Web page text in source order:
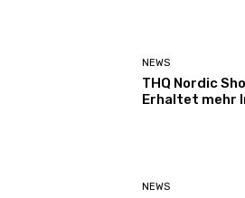
NEWS
THQ Nordic
Erhaltet mehr
NEWS